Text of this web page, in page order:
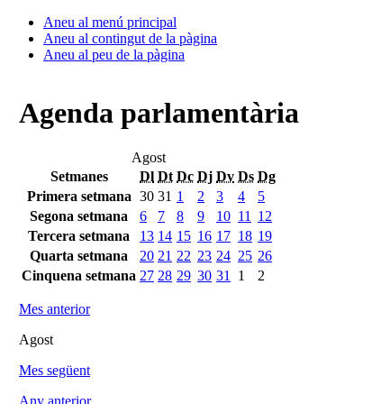
Aneu al menú principal
Aneu al contingut de la pàgina
Aneu al peu de la pàgina
Agenda parlamentària
Agost
Setmanes
Dl Dt Dc Dj Dv Ds Dg
Primera setmana 30 31 1 2 3 4
5
Segona setmana
6 7 8 9 10 11
12
Tercera setmana
13 14 15 16 17 18 19
Quarta setmana
20 21 22 23 24 25 26
Cinquena setmana 27 28 29 30 31 1 2
Mes anterior
Agost
Mes següent
Any anterior